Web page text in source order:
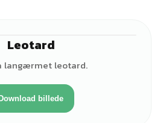
Leotard
langærmet leotard.
Download billede